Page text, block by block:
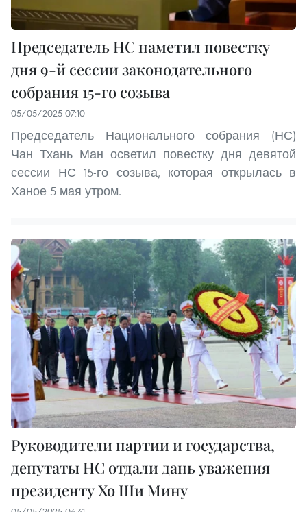
Председатель НС наметил повестку
дня 9-й сессии законодательного
собрания 15-го созыва
05/05/2025 07:10
Председатель Национального собрания (НС)
Чан Тхань Ман осветил повестку дня девятой
сессии НС 15-го созыва, которая открылась в
Ханое 5 мая утром.
Руководители партии и государства,
депутаты НС отдали дань уважения
президенту Хо Ши Мину